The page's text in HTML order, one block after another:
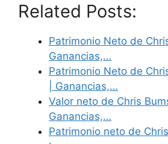
Related Posts:
Patrimonio Neto de
Ganancias,…
Patrimonio Neto de
| Ganancias,…
Valor neto de Chris
Ganancias,…
Patrimonio neto de